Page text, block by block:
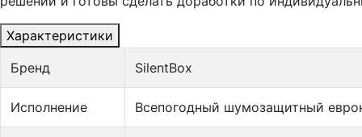
Характеристики
Бренд
SilentBox
Исполнение Всепогодный шумозащитный